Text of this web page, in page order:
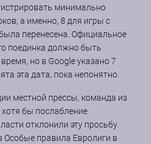
минимально
а именно, 8 для игры с
перенесена. Официальное
поединка должно быть
но в Google указано 7
эта дата, пока непонятно.
местной прессы, команда из
бы послабление
отклонили эту просьбу.
Особые правила Евролиги в